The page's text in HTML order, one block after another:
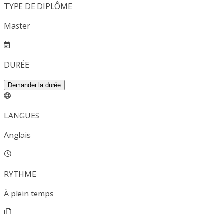
TYPE DE DIPLÔME
Master
DURÉE
Demander la durée
LANGUES
Anglais
RYTHME
À plein temps